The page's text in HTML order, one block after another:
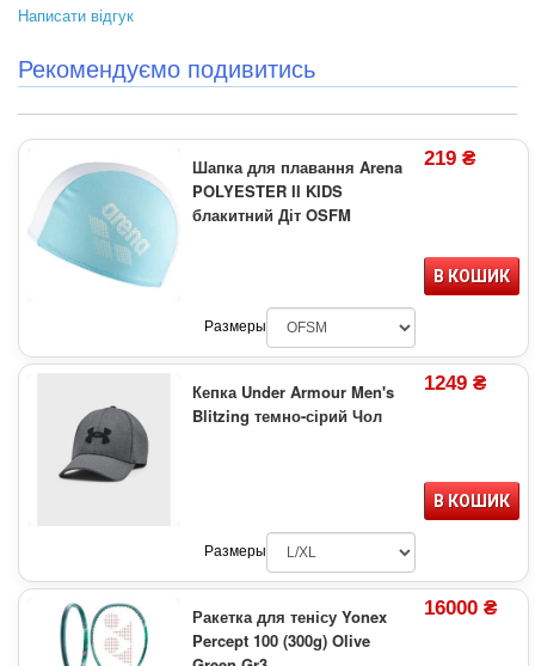
Написати відгук
Рекомендуємо подивитись
Шапка для плавання Arena
POLYESTER II KIDS
блакитний Діт OSFM
219 ₴
В КОШИК
Размеры
Кепка Under Armour Men's
Blitzing темно-сірий Чол
1249 ₴
В КОШИК
Размеры
Ракетка для тенісу Yonex
Percept 100 (300g) Olive
16000 ₴